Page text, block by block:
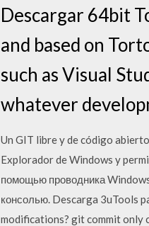
Descargar 64bit
and based on
such as Visual
whatever
Un GIT libre y de código
Explorador de Windows y
помощью проводника
консолью. Descarga 3uTools
modifications? git commit only